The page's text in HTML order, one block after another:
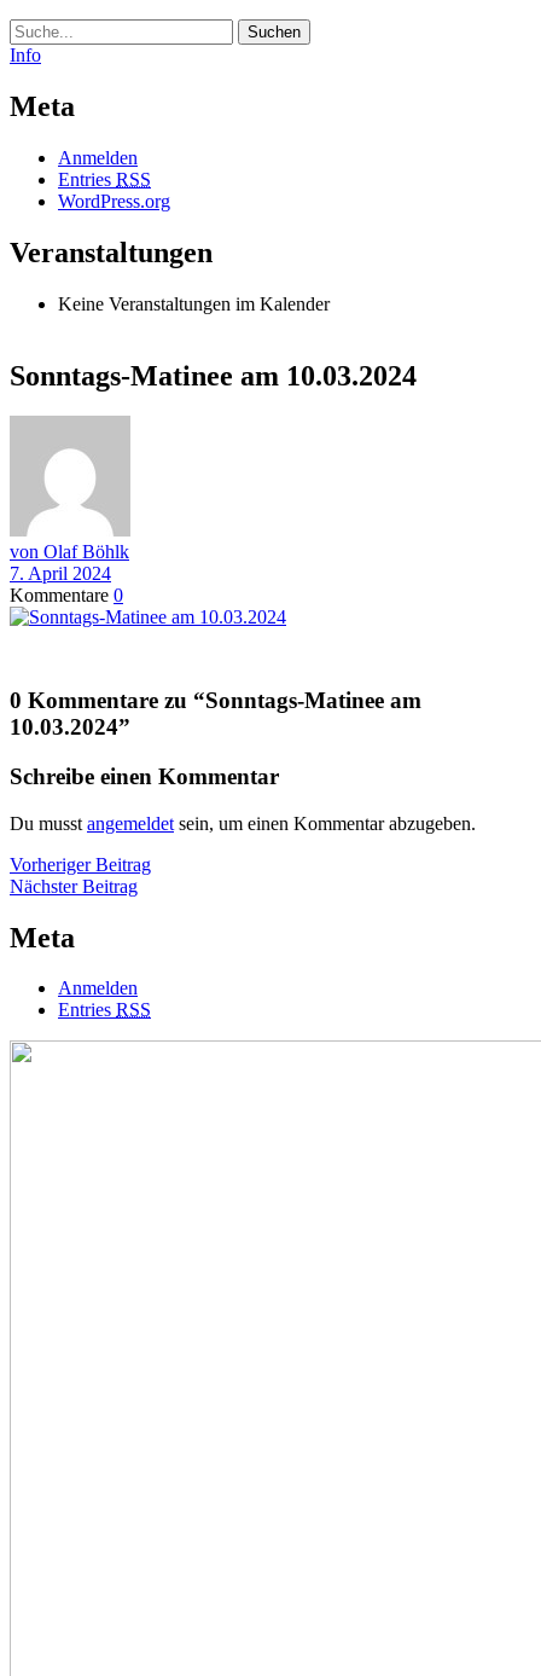
Suche
Info
Meta
Anmelden
Entries RSS
WordPress.org
Veranstaltungen
Keine Veranstaltungen im Kalender
Sonntags-Matinee am 10.03.2024
von Olaf Böhlk
7. April 2024
Kommentare 0
0 Kommentare zu “Sonntags-Matinee am
10.03.2024”
Schreibe einen Kommentar
Du musst angemeldet sein, um einen Kommentar abzugeben.
Beitragsnavigation
Vorheriger BeitragVorheriger
Nächster BeitragNächster
Meta
Anmelden
Entries RSS